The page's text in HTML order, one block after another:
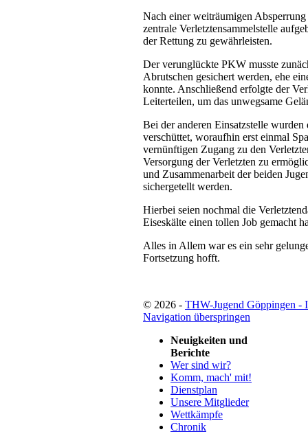
Nach einer weiträumigen
zentrale Verletztensammelstelle
der Rettung zu gewährleisten.
Der verunglückte PKW musste
Abrutschen gesichert werden, ehe
konnte. Anschließend erfolgte der
Leiterteilen, um das unwegsame
Bei der anderen Einsatzstelle
verschüttet, woraufhin erst einmal
vernünftigen Zugang zu den
Versorgung der Verletzten zu
und Zusammenarbeit der beiden
sichergetellt werden.
Hierbei seien nochmal die
Eiseskälte einen tollen Job gemacht
Alles in Allem war es ein sehr
Fortsetzung hofft.
© 2026 - THW-Jugend Göppingen -
Navigation überspringen
Neuigkeiten und
Berichte
Wer sind wir?
Komm, mach' mit!
Dienstplan
Unsere Mitglieder
Wettkämpfe
Chronik